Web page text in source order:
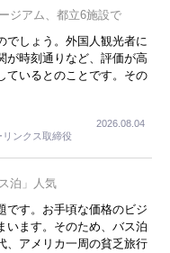
ジアム、都立6施設で
でしょう。外国人観光者に
が時刻通りなど、評価が高
ているとのことです。その
トが行われれば、日本人に
しょうね。
ンクス取締役
2026.08.04
泊」人気
です。お手頃な価格のビジ
います。そのため、バス泊
、アメリカ一周の貧乏旅行